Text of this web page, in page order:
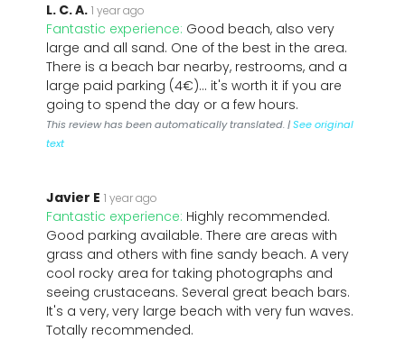
L. C. A. 1 year ago
Fantastic experience: Good beach, also very
large and all sand. One of the best in the area.
There is a beach bar nearby, restrooms, and a
large paid parking (4€)... it's worth it if you are
going to spend the day or a few hours.
This review has been automatically translated. |See original
text
Javier E 1 year ago
Fantastic experience: Highly recommended.
Good parking available. There are areas with
grass and others with fine sandy beach. A very
cool rocky area for taking photographs and
seeing crustaceans. Several great beach bars.
It's a very, very large beach with very fun waves.
Totally recommended.